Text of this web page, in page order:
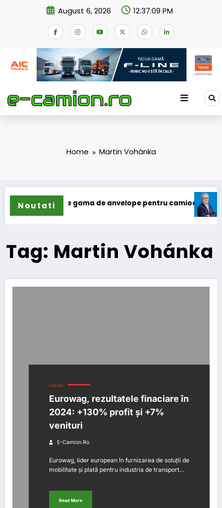
August 6, 2026 12:37:09 PM
Home Martin Vohánka
Noutati
își extinde gama de anvelope pentru camioane Lars
Tag: Martin Vohánka
ENEWS
Eurowag, rezultatele finaciare în
2024: +130% profit și +7%
venituri
E-Camion.ro
Eurowag, lider european în furnizarea de soluții de
mobilitate și plată pentru industria de transport…
Read More